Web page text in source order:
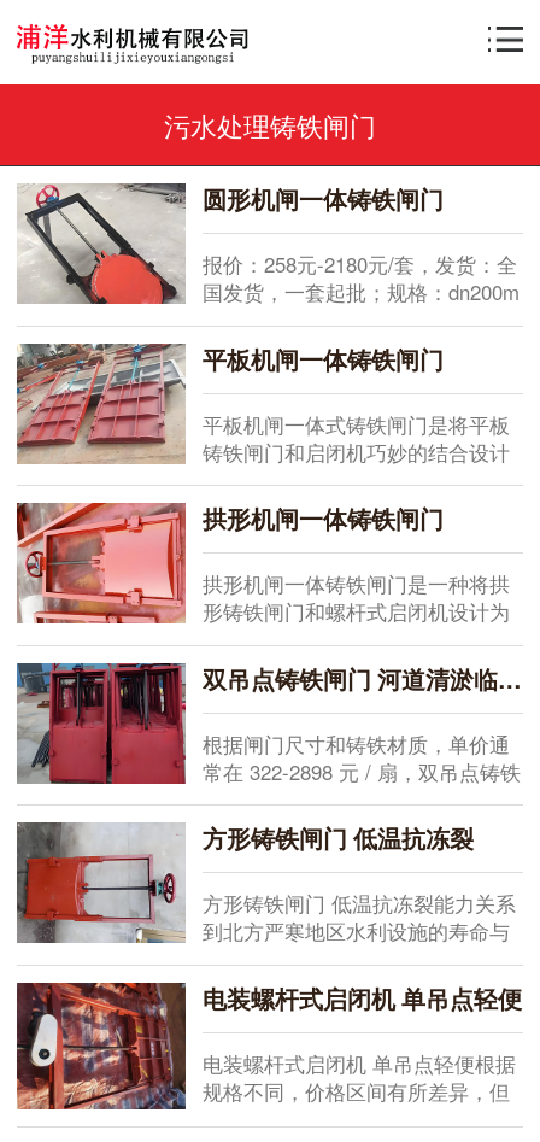
污水处理铸铁闸门
圆形机闸一体铸铁闸门
报价：258元-2180元/套，发货：全
国发货，一套起批；规格：dn200m
m-dn3000mm；安装方式：墙管
式、法兰式、渠道式、靠壁式等；
材质：球墨铸铁或灰铸铁。配型启
闭机：手动、电动或手电两用螺杆
式启闭机。用途：污水处理、市政
水利、农田水利、水产养殖、渠
道、河道、池塘等。启闭方式：明
杆式、暗杆式、下开式等。一、产
品概述...
平板机闸一体铸铁闸门
平板机闸一体式铸铁闸门是将平板
铸铁闸门和启闭机巧妙的结合设计
为一体的机门一体式闸门，安装便
捷快速，启闭灵活，方便调节水流
量大小！一、常见规格型号参数表
规格型号（m）0.2×0.20.3×0.30.4×
0.40.5×0.50.6×0.60.8×0.81×1尺寸
参数（mm）A20030040050060080
01000B2003004005006008001000C
30303040405050D320420520...
拱形机闸一体铸铁闸门
拱形机闸一体铸铁闸门是一种将拱
形铸铁闸门和螺杆式启闭机设计为
一体的闸门启闭机，就是在闸门的
立框上加装上螺杆启闭机的升降平
台，在安装的时候不需要再搭建启
闭机混凝土升降平台，大大缩短了
施工周期，施工更加简便快捷。
一、拱形机闸一体铸铁闸门型号1、
0.2*0.2*-2.5*2.5米（不含2.5米）采
用单吊点设计；2、2.5*2.5米-3...
双吊点铸铁闸门 河道清淤临时闸门段
根据闸门尺寸和铸铁材质，单价通
常在 322-2898 元 / 扇，双吊点铸铁
闸门 河道清淤临时闸门段作为水利
工程重要部件，其质量关系到水
库、泵站及城市排水系统的运行安
全。在项目一线实操中，从材料
选...
方形铸铁闸门 低温抗冻裂
方形铸铁闸门 低温抗冻裂能力关系
到北方严寒地区水利设施的寿命与
安全。在多年参与水库、泵站及城
市排水项目的过程中发现，冬季低
温环境易导致铸铁材料脆性增加，
若选型或施工不当，闸板可能出现
裂纹甚至断裂。...
电装螺杆式启闭机 单吊点轻便
电装螺杆式启闭机 单吊点轻便根据
规格不同，价格区间有所差异，但
在众多水利项目中都能见到它的身